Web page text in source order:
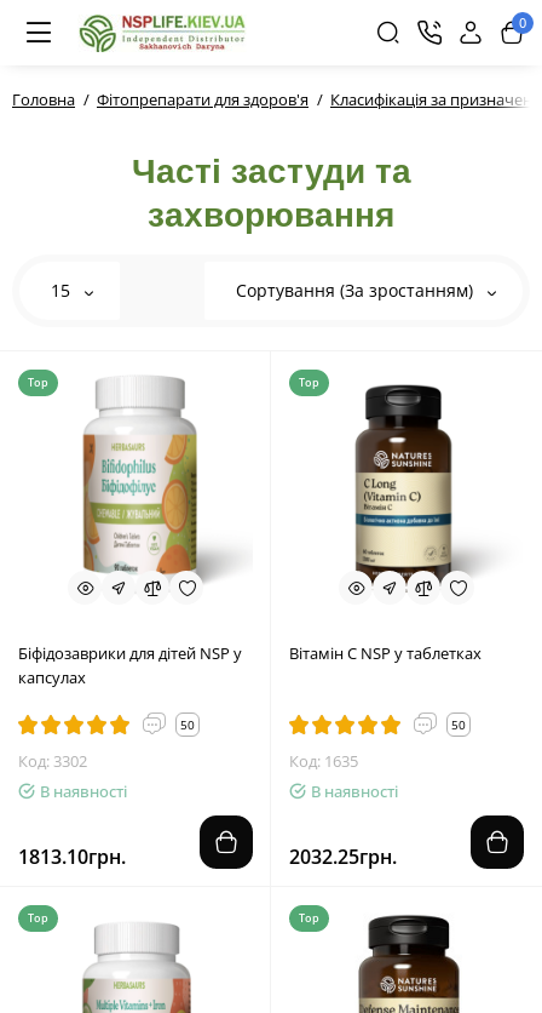
0
Головна Фітопрепарати для здоров'я Класифікація за
Часті застуди та
захворювання
15 Сортування (За зростанням)
Top
Біфідозаврики для дітей NSP у
капсулах
50
Код: 3302
В наявності
1813.10грн.
Top
Вітамін C NSP у таблетках
50
Код: 1635
В наявності
2032.25грн.
Top Top